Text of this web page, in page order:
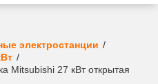
электростанции
Mitsubishi 27 кВт открытая